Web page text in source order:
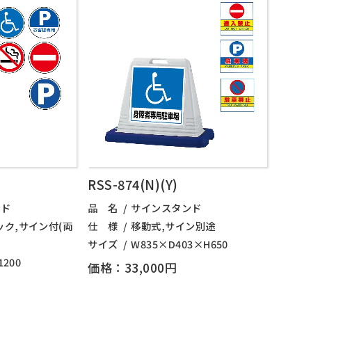
ク,サイン付(両
RSS-874(N)(Y)
品 名
サインスタンド
仕 様
移動式,サイン別途
サイズ
W835×D403×H650
価格：33,000円